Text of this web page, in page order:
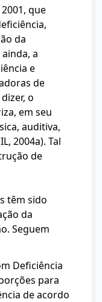
que
da
a
e
de
o
em seu
auditiva,
2004a). Tal
de
têm sido
da
Seguem
Deficiência
para
de acordo